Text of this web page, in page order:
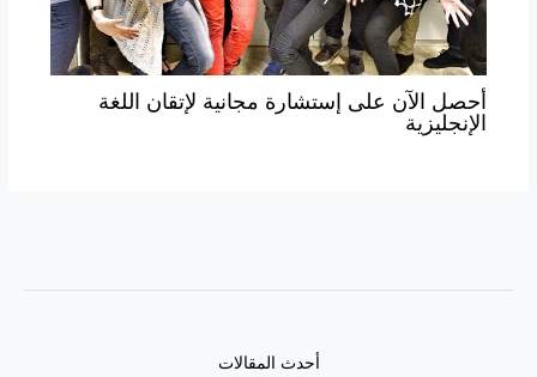
أحصل الآن على إستشارة مجانية لإتقان اللغة
الإنجليزية
أحدث المقالات